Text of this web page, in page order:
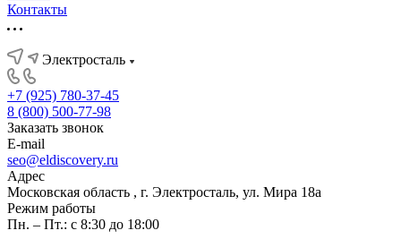
Контакты
Электросталь
+7 (925) 780-37-45
8 (800) 500-77-98
Заказать звонок
E-mail
seo@eldiscovery.ru
Адрес
Московская область , г. Электросталь, ул. Мира 18а
Режим работы
Пн. – Пт.: с 8:30 до 18:00